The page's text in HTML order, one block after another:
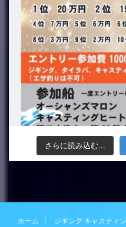
さらに読み込む...
ホーム ジギング キャスティ